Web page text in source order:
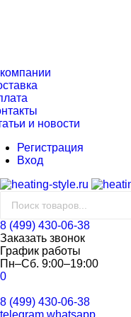
и новости
Регистрация
Вход
8 (499) 430-06-38
Заказать звонок
График работы
Пн–Сб. 9:00–19:00
0
8 (499) 430-06-38
telegram whatsapp